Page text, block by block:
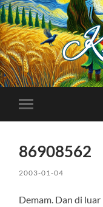
Toggle
mobile
86908562
2003-01-04
Demam. Dan di